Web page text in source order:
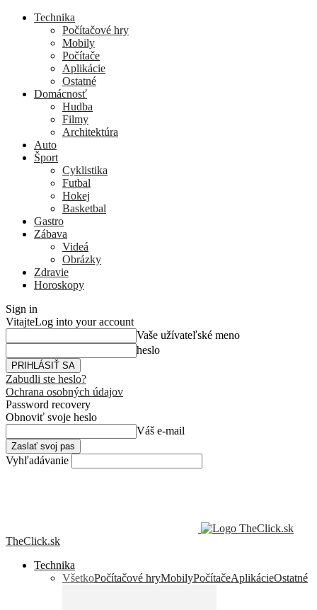
Technika
Počítačové hry
Mobily
Počítače
Aplikácie
Ostatné
Domácnosť
Hudba
Filmy
Architektúra
Auto
Šport
Cyklistika
Futbal
Hokej
Basketbal
Gastro
Zábava
Videá
Obrázky
Zdravie
Horoskopy
Sign in
VitajteLog into your account
Vaše užívateľské meno
heslo
Zabudli ste heslo?
Ochrana osobných údajov
Password recovery
Obnoviť svoje heslo
Váš e-mail
Vyhľadávanie
TheClick.sk
Technika
VšetkoPočítačové hryMobilyPočítačeAplikácieOstatné